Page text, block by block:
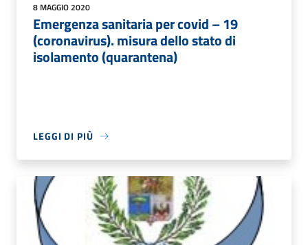
8 MAGGIO 2020
Emergenza sanitaria per covid – 19
(coronavirus). misura dello stato di
isolamento (quarantena)
LEGGI DI PIÙ